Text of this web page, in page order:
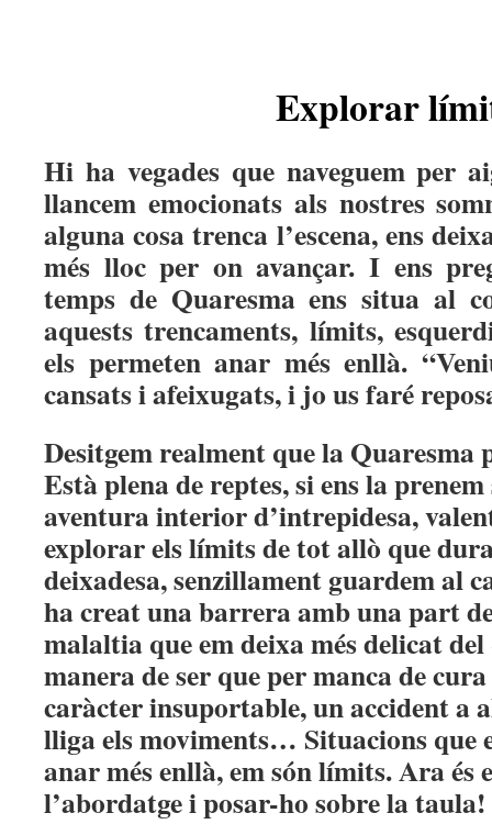
Explorar
Hi ha vegades que naveguem per
llancem emocionats als nostres
alguna cosa trenca l’escena, ens
més lloc per on avançar. I ens
temps de Quaresma ens situa al
aquests trencaments, límits,
els permeten anar més enllà.
cansats i afeixugats, i jo us faré
Desitgem realment que la Quaresma
Està plena de reptes, si ens la
aventura interior d’intrepidesa,
explorar els límits de tot allò que
deixadesa, senzillament guardem al
ha creat una barrera amb una part
malaltia que em deixa més delicat del
manera de ser que per manca de
caràcter insuportable, un accident a
lliga els moviments… Situacions que
anar més enllà, em són límits. Ara és
l’abordatge i posar-ho sobre la taula!